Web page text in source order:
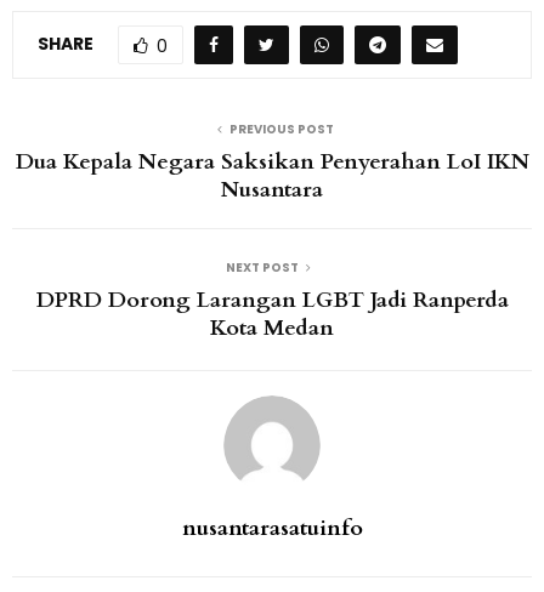
SHARE 0
PREVIOUS POST
Dua Kepala Negara Saksikan Penyerahan LoI IKN
Nusantara
NEXT POST
DPRD Dorong Larangan LGBT Jadi Ranperda
Kota Medan
nusantarasatuinfo